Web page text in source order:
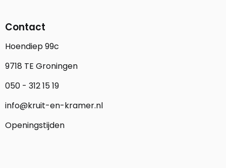
Contact
Hoendiep 99c
9718 TE Groningen
050 - 312 15 19
info@kruit-en-kramer.nl
Openingstijden